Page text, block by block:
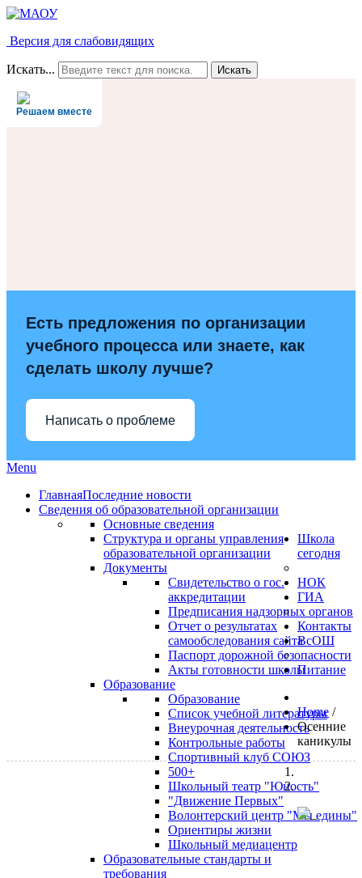
Версия для слабовидящих
Искать... Искать
Решаем вместе
Есть предложения по организации
учебного процесса или знаете, как
сделать школу лучше?
Написать о проблеме
Menu
ГлавнаяПоследние новости
Сведения об образовательной организации
Основные сведения
Структура и органы управления
образовательной организации
Документы
Свидетельство о гос.
аккредитации
Предписания надзорных органов
Отчет о результатах
самообследования сайта
Паспорт дорожной безопасности
Акты готовности школы
Образование
Образование
Список учебной литературы
Внеурочная деятельность
Контрольные работы
Спортивный клуб СОЮЗ
500+
Школьный театр "Юность"
"Движение Первых"
Волонтерский центр "Мы едины"
Ориентиры жизни
Школьный медиацентр
Образовательные стандарты и
требования
Школа
сегодня
НОК
ГИА
Контакты
ВсОШ
Питание
Home /
Осенние
каникулы